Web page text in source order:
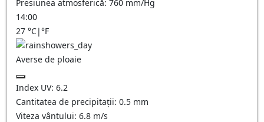
Presiunea atmosferică: 760 mm/Hg
14:00
27 °C|°F
Averse de ploaie
Index UV: 6.2
Cantitatea de precipitații: 0.5 mm
Viteza vântului: 6.8 m/s